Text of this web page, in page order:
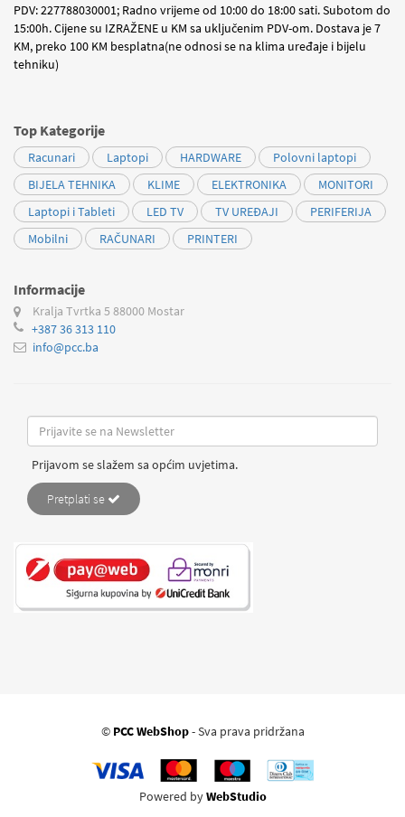
PDV: 227788030001; Radno vrijeme od 10:00 do 18:00 sati. Subotom do
15:00h. Cijene su IZRAŽENE u KM sa uključenim PDV-om. Dostava je 7
KM, preko 100 KM besplatna(ne odnosi se na klima uređaje i bijelu
tehniku)
Top Kategorije
Racunari Laptopi HARDWARE
Polovni laptopi
BIJELA TEHNIKA
KLIME ELEKTRONIKA
MONITORI
Laptopi i Tableti
LED TV TV UREĐAJI
PERIFERIJA
Mobilni
RAČUNARI PRINTERI
Informacije
Kralja Tvrtka 5 88000 Mostar
+387 36 313 110
info@pcc.ba
Prijavom se slažem sa općim uvjetima.
Pretplati se
© PCC WebShop- Sva prava pridržana
Powered byWebStudio